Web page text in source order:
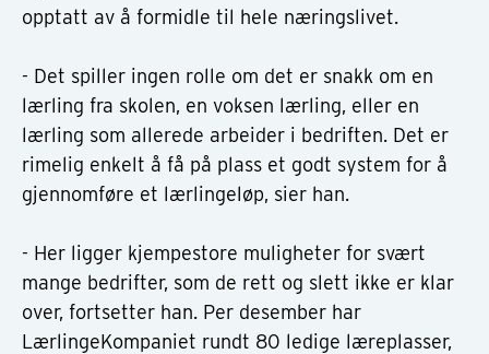
opptatt av å formidle til hele næringslivet.
- Det spiller ingen rolle om det er snakk om en
lærling fra skolen, en voksen lærling, eller en
lærling som allerede arbeider i bedriften. Det er
rimelig enkelt å få på plass et godt system for å
gjennomføre et lærlingeløp, sier han.
- Her ligger kjempestore muligheter for svært
mange bedrifter, som de rett og slett ikke er klar
over, fortsetter han. Per desember har
LærlingeKompaniet rundt 80 ledige læreplasser,